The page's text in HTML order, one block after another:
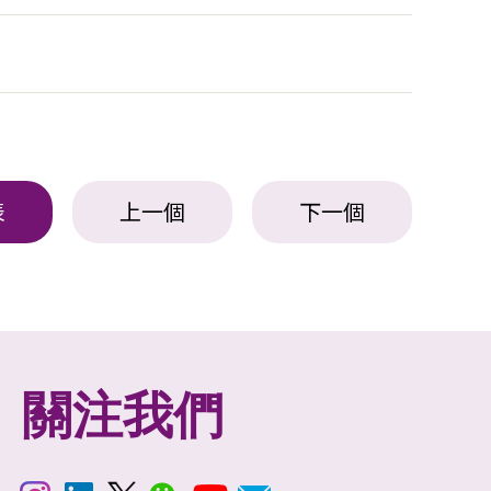
上一個 下一個
關注我們